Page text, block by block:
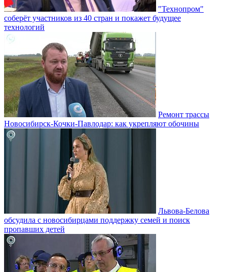
"Технопром"
соберёт участников из 40 стран и покажет будущее
технологий
Ремонт трассы
Новосибирск-Кочки-Павлодар: как укрепляют обочины
Львова-Белова
обсудила с новосибирцами поддержку семей и поиск
пропавших детей